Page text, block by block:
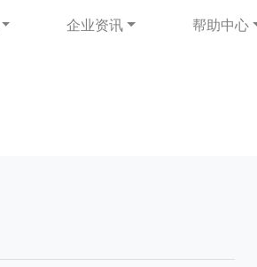
企业资讯 帮助中心